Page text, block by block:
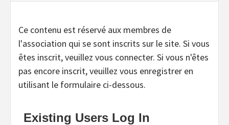
Ce contenu est réservé aux membres de
l'association qui se sont inscrits sur le site. Si vous
êtes inscrit, veuillez vous connecter. Si vous n'êtes
pas encore inscrit, veuillez vous enregistrer en
utilisant le formulaire ci-dessous.
Existing Users Log In